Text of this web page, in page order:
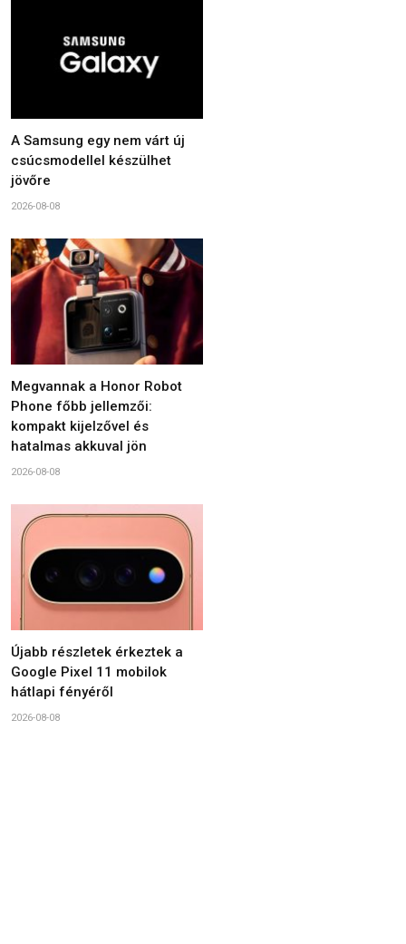
A Samsung egy nem várt új
csúcsmodellel készülhet
jövőre
2026-08-08
Megvannak a Honor Robot
Phone főbb jellemzői:
kompakt kijelzővel és
hatalmas akkuval jön
2026-08-08
Újabb részletek érkeztek a
Google Pixel 11 mobilok
hátlapi fényéről
2026-08-08